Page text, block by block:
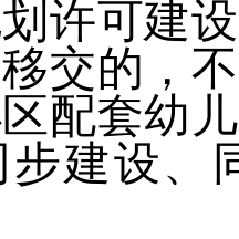
许可建
交的，
配套幼
建设、